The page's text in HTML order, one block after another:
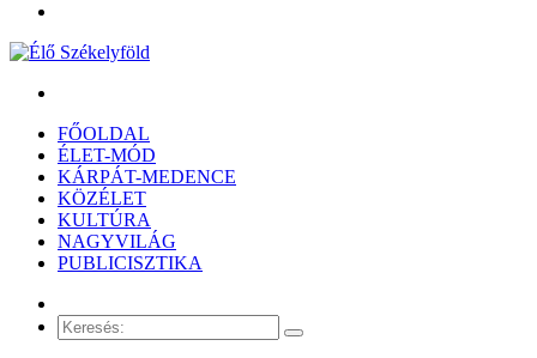
FŐOLDAL
ÉLET-MÓD
KÁRPÁT-MEDENCE
KÖZÉLET
KULTÚRA
NAGYVILÁG
PUBLICISZTIKA
cikk
Keresés: